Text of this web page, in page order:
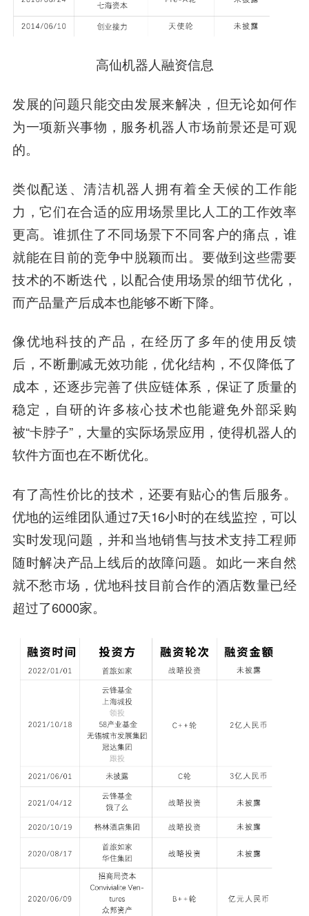
高仙机器人融资信息
发展的问题只能交由发展来解决，但无论如何作
为一项新兴事物，服务机器人市场前景还是可观
的。
类似配送、清洁机器人拥有着全天候的工作能
力，它们在合适的应用场景里比人工的工作效率
更高。谁抓住了不同场景下不同客户的痛点，谁
就能在目前的竞争中脱颖而出。要做到这些需要
技术的不断迭代，以配合使用场景的细节优化，
而产品量产后成本也能够不断下降。
像优地科技的产品，在经历了多年的使用反馈
后，不断删减无效功能，优化结构，不仅降低了
成本，还逐步完善了供应链体系，保证了质量的
稳定，自研的许多核心技术也能避免外部采购
被“卡脖子”，大量的实际场景应用，使得机器人的
软件方面也在不断优化。
有了高性价比的技术，还要有贴心的售后服务。
优地的运维团队通过7天16小时的在线监控，可以
实时发现问题，并和当地销售与技术支持工程师
随时解决产品上线后的故障问题。如此一来自然
就不愁市场，优地科技目前合作的酒店数量已经
超过了6000家。